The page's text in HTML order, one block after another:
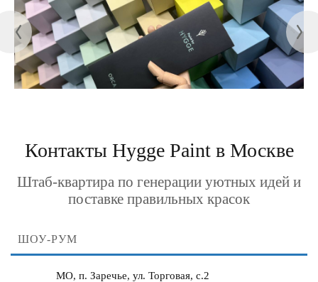
Контакты Hygge Paint в Москве
Штаб-квартира по генерации уютных идей и
поставке правильных красок
ШОУ-РУМ
МО, п. Заречье, ул. Торговая, с.2